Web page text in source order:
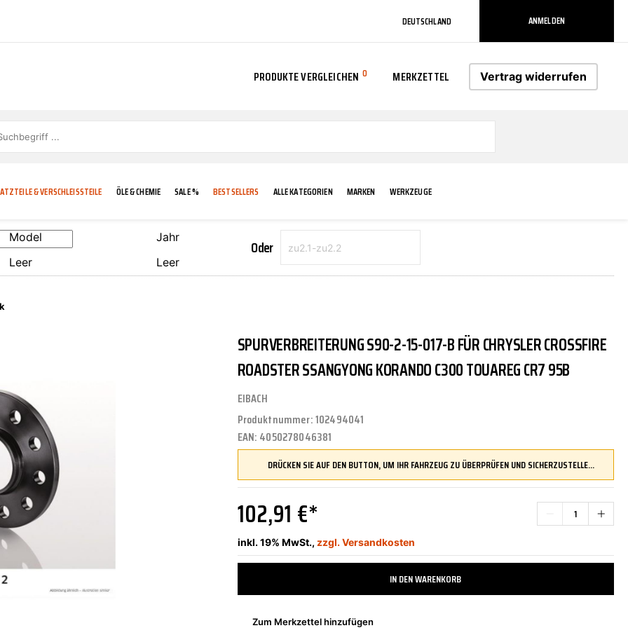
DEUTSCHLAND ANMELDEN
PRODUKTE VERGLEICHEN 0 MERKZETTEL Vertrag widerrufen
& VERSCHLEISSTEILE ÖLE & CHEMIE SALE % BESTSELLERS ALLE KATEGORIEN MARKEN WERKZEUGE
KÜHLERGRILL
VERBREITERUNG
TRITTBRETTER ÜBERROLLBÜGEL
CARCARE ELEKTRIK
KLIMAANLAGE KOMFORTSYSTEME
LENKUNG
FROSTSCHUTZ TECHNIK & WARTUNG
REINIGUNGS-/PFLEGEMITTEL
ADDINOL AS-PL
DR.WACK DUPLI-COLOR
LIQUI MOLY
Model
Leer
Jahr
Leer
Oder
SPURVERBREITERUNG S90-2-15-017-B FÜR CHRYSLER CROSSFIRE
ROADSTER SSANGYONG KORANDO C300 TOUAREG CR7 95B
EIBACH
Produktnummer:102494041
EAN: 4050278046381
DRÜCKEN SIE AUF DEN BUTTON, UM IHR FAHRZEUG ZU ÜBERPRÜFEN UND SICHERZUSTELLEN, DASS DIESES TEIL KOMPATIBEL IST, BEVOR SIE ES BESTELLEN
102,91 €*
inkl. 19% MwSt., zzgl. Versandkosten
IN DEN WARENKORB
Zum Merkzettel hinzufügen